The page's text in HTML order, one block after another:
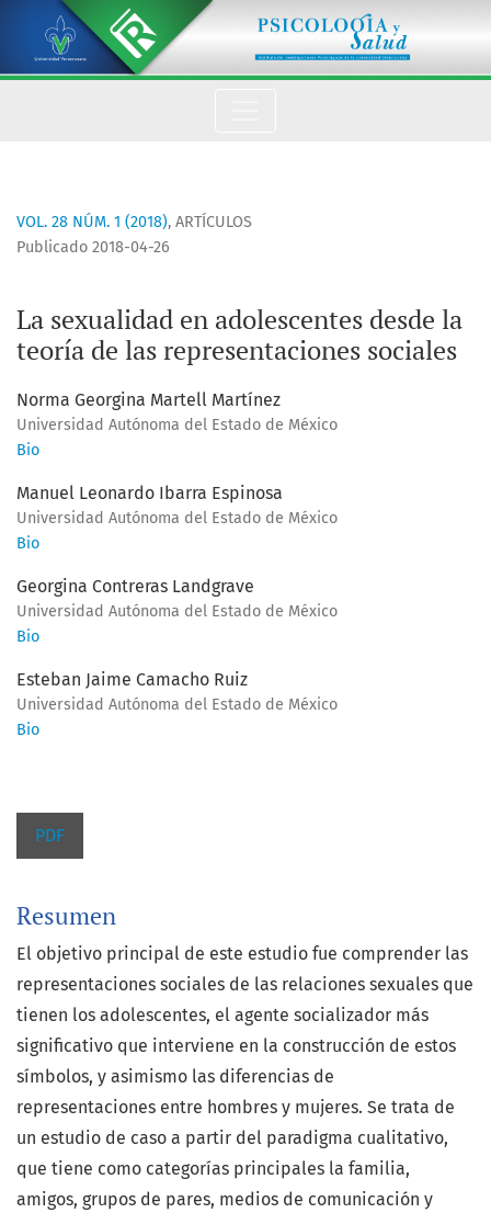
La sexualidad en adolescentes desde la teoría de las
VOL. 28 NÚM. 1 (2018), ARTÍCULOS
La sexualidad en adolescentes desde la
teoría de las representaciones sociales
Publicado 2018-04-26
Norma Georgina Martell Martínez
Universidad Autónoma del Estado de México
Bio
Manuel Leonardo Ibarra Espinosa
Universidad Autónoma del Estado de México
Bio
Georgina Contreras Landgrave
Universidad Autónoma del Estado de México
Bio
Esteban Jaime Camacho Ruiz
Universidad Autónoma del Estado de México
Bio
PDF
Resumen
El objetivo principal de este estudio fue comprender las
representaciones sociales de las relaciones sexuales que
tienen los adolescentes, el agente socializador más
significativo que interviene en la construcción de estos
símbolos, y asimismo las diferencias de
representaciones entre hombres y mujeres. Se trata de
un estudio de caso a partir del paradigma cualitativo,
que tiene como categorías principales la familia,
amigos, grupos de pares, medios de comunicación y